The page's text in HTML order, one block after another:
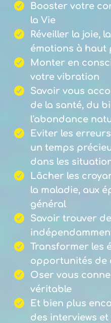
Booster votre
la Vie
Réveiller la joie,
émotions à haut
Monter en
votre vibration
Savoir vous
de la santé, du
l'abondance
Eviter les
un temps
dans les
Lâcher les
la maladie, aux
général
Savoir trouver
Transformer les
opportunités de
Oser vous
véritable
Et bien plus
des interviews et